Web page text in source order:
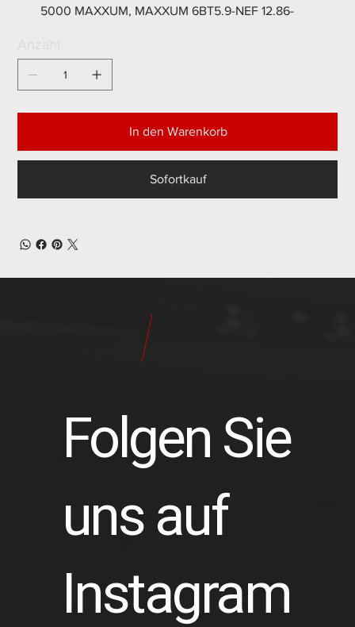
5000 MAXXUM, MAXXUM 6BT5.9-NEF 12.86-
In den Warenkorb
Sofortkauf
Folgen Sie
uns auf
Instagram